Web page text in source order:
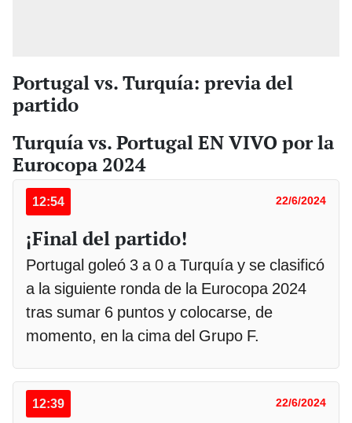
Portugal vs. Turquía: previa del
partido
Turquía vs. Portugal EN VIVO por la
Eurocopa 2024
12:54 22/6/2024
¡Final del partido!
Portugal goleó 3 a 0 a Turquía y se clasificó
a la siguiente ronda de la Eurocopa 2024
tras sumar 6 puntos y colocarse, de
momento, en la cima del Grupo F.
12:39 22/6/2024